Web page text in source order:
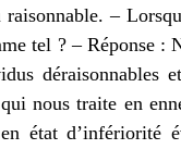
–
tel ? – Réponse :
déraisonnables
nous traite en
état d’infériorité